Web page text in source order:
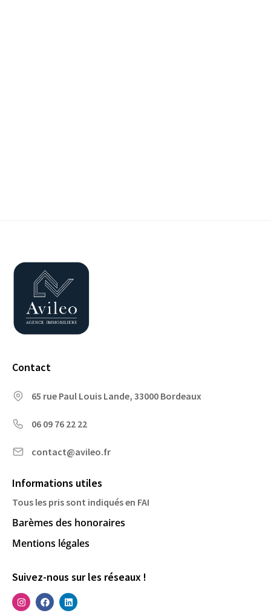
Contact
65 rue Paul Louis Lande, 33000 Bordeaux
06 09 76 22 22
contact@avileo.fr
Informations utiles
Tous les pris sont indiqués en FAI
Barèmes des honoraires
Mentions légales
Suivez-nous sur les réseaux !